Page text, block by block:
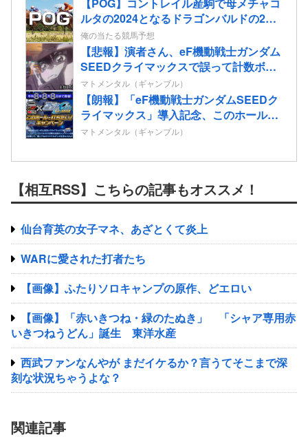
ルタの2024となるドラゴンバルドの2歳
情報
俺の当たる競馬予想
【悲報】演者さん、eF機動戦士ガンダム
SEEDクライマックスで誤って計数ボタ
ンを押してパンクさせてしまう…
マトメンタル（ギャンブル）
【朗報】「eF機動戦士ガンダムSEEDク
ライマックス」導入記念、このホール打
ちたいキャンペーンが始まる。当たりや
マトメンタル（ギャンブル）
【相互RSS】こちらの記事もオススメ！
仙台育英の女子マネ、あざとくて炎上
WARに愛された打者たち
【画像】ふたりソロキャンプの原作、どエロい
【画像】「赤いきつね・緑のたぬき」 「シャア専用赤
いきつねうどん」誕生 東洋水産
西武ファンなんやが まだイケるか？言うてそこまで深
刻な状況ちゃうよな？
関連記事